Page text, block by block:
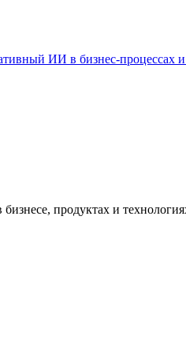
ИИ в бизнес-процессах и
продуктах и